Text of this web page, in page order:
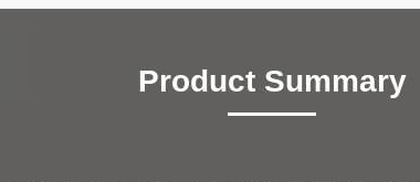
Product Summary